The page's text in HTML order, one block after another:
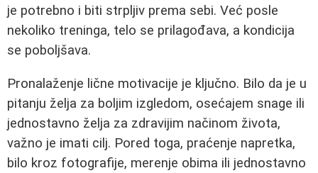
je potrebno i biti strpljiv prema sebi. Već posle
nekoliko treninga, telo se prilagođava, a kondicija
se poboljšava.
Pronalaženje lične motivacije je ključno. Bilo da je u
pitanju želja za boljim izgledom, osećajem snage ili
jednostavno želja za zdravijim načinom života,
važno je imati cilj. Pored toga, praćenje napretka,
bilo kroz fotografije, merenje obima ili jednostavno